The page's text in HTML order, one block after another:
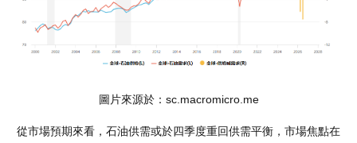
圖片來源於：sc.macromicro.me
從市場預期來看，石油供需或於四季度重回供需平衡，市場焦點在